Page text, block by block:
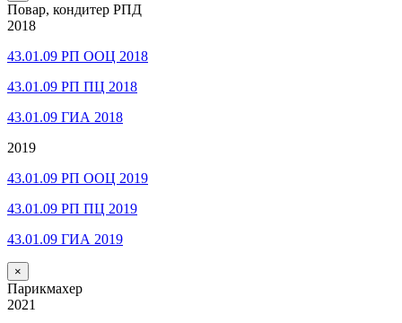
Повар, кондитер РПД
2018
43.01.09 РП ООЦ 2018
43.01.09 РП ПЦ 2018
43.01.09 ГИА 2018
2019
43.01.09 РП ООЦ 2019
43.01.09 РП ПЦ 2019
43.01.09 ГИА 2019
×
Парикмахер
2021